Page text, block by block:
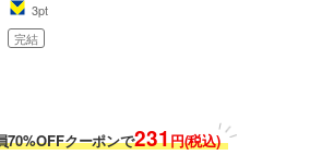
3pt
完結
70%OFFクーポンで231円(税込)